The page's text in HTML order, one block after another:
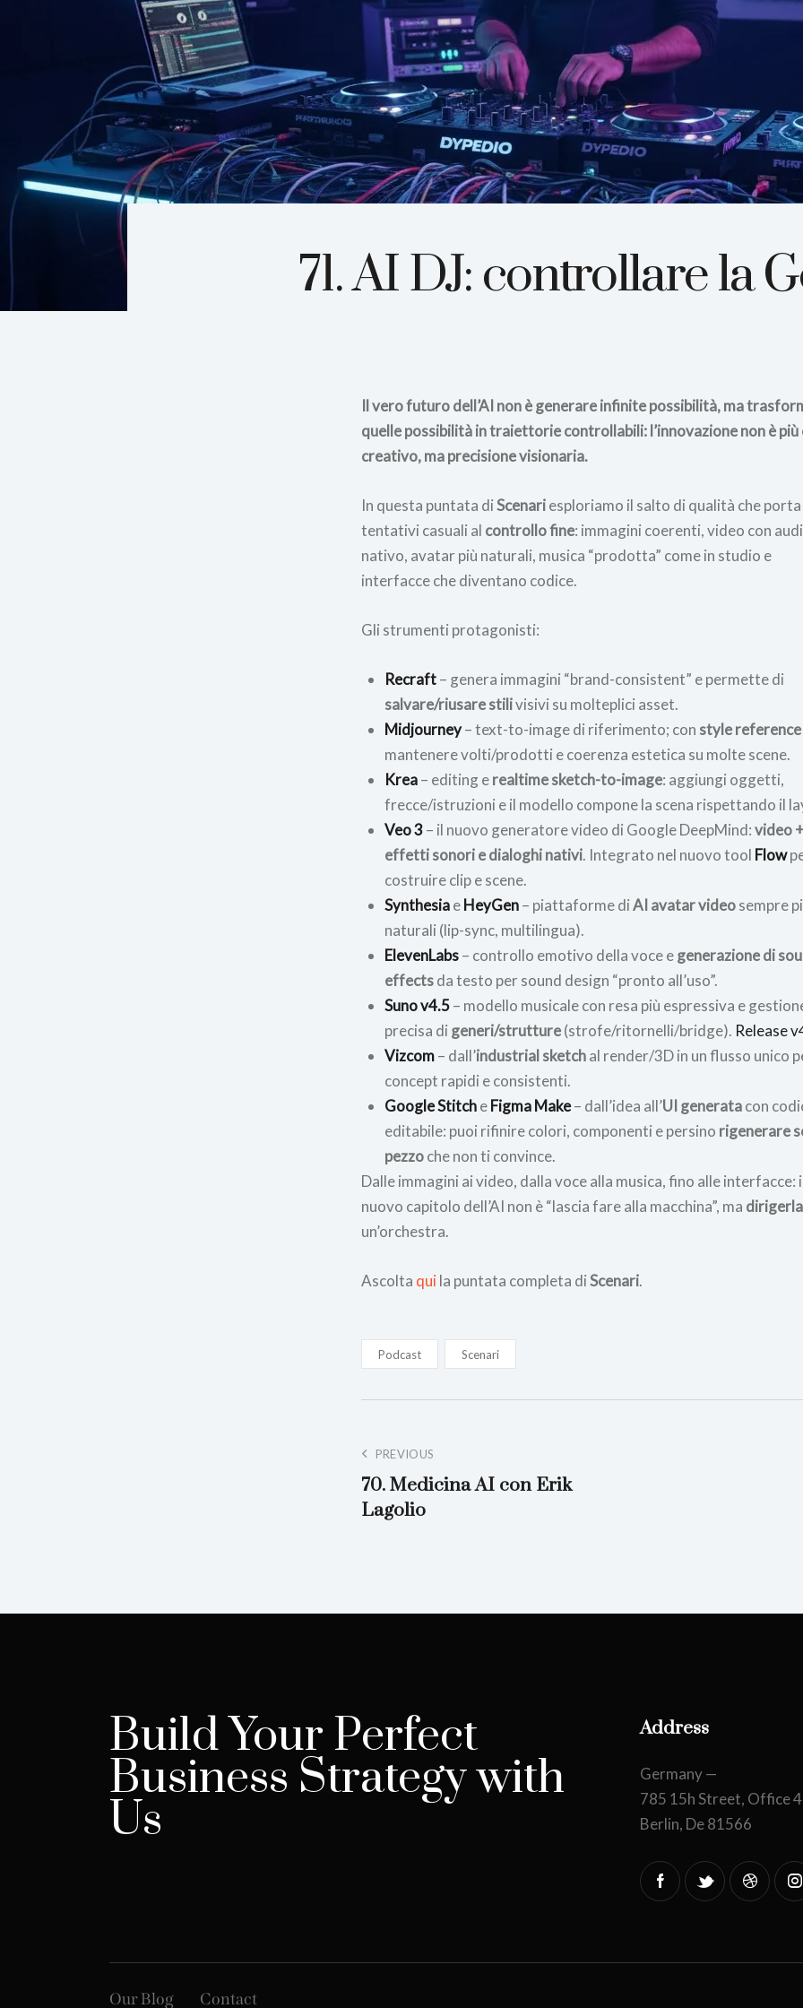
71. AI DJ: controllare la
Il vero futuro dell’AI non è generare infinite possibilità, ma
quelle possibilità in traiettorie controllabili: l’innovazione non è più
creativo, ma precisione visionaria.
In questa puntata diScenariesploriamo il salto di qualità che porta
tentativi casuali al controllo fine: immagini coerenti, video con
nativo, avatar più naturali, musica “prodotta” come in studio e
interfacce che diventano codice.
Gli strumenti protagonisti:
Recraft– genera immagini “brand-consistent” e permette di
salvare/riusare stilivisivi su molteplici asset.
Midjourney– text-to-image di riferimento; con style reference
mantenere volti/prodotti e coerenza estetica su molte scene.
Krea– editing erealtime sketch-to-image: aggiungi oggetti,
frecce/istruzioni e il modello compone la scena rispettando il
Veo 3– il nuovo generatore video di Google DeepMind:video +
effetti sonori e dialoghi nativi. Integrato nel nuovo tool Flow
costruire clip e scene.
SynthesiaeHeyGen– piattaforme diAI avatar videosempre
naturali (lip-sync, multilingua).
ElevenLabs– controllo emotivo della voce egenerazione di
effectsda testo per sound design “pronto all’uso”.
Suno v4.5– modello musicale con resa più espressiva e
precisa di generi/strutture(strofe/ritornelli/bridge). Release
Vizcom– dall’industrial sketchal render/3D in un flusso unico
concept rapidi e consistenti.
Google StitcheFigma Make– dall’idea all’UI generatacon
editabile: puoi rifinire colori, componenti e persino rigenerare
pezzoche non ti convince.
Dalle immagini ai video, dalla voce alla musica, fino alle interfacce:
nuovo capitolo dell’AI non è “lascia fare alla macchina”, ma dirigerla
un’orchestra.
Ascolta quila puntata completa diScenari.
Podcast Scenari
PREVIOUS
70. Medicina AI con Erik
Lagolio
Build Your Perfect
Business Strategy with
Us
Address
Germany —
785 15h Street, Office
Berlin, De 81566
Our Blog Contact